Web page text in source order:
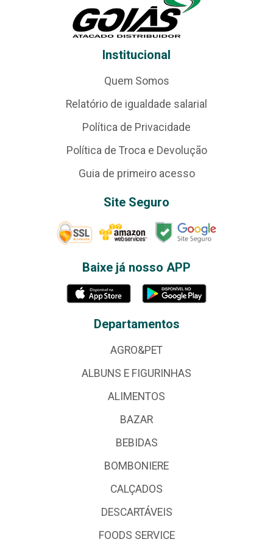
Institucional
Quem Somos
Relatório de igualdade salarial
Política de Privacidade
Política de Troca e Devolução
Guia de primeiro acesso
Site Seguro
Baixe já nosso APP
Departamentos
AGRO&PET
ALBUNS E FIGURINHAS
ALIMENTOS
BAZAR
BEBIDAS
BOMBONIERE
CALÇADOS
DESCARTÁVEIS
FOODS SERVICE